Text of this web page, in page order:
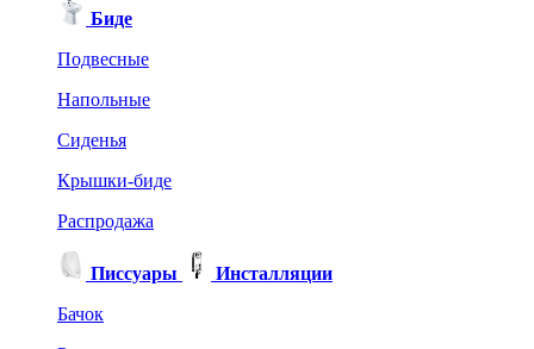
Биде
Подвесные
Напольные
Сиденья
Крышки-биде
Распродажа
Писсуары
Инсталляции
Бачок